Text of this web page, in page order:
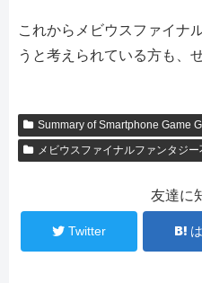
これからメビウスファイナ
うと考えられている方も、
Summary of Smartphone Game
メビウスファイナルファンタジ
友達に
Twitter